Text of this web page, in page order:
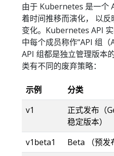
由于 Kubernetes 是一个
着时间推移而演化， 以
变化。Kubernetes API
中每个成员称作“API 组
API 组都是独立管理版本
类有不同的废弃策略：
示例
分类
v1
正式发布（
稳定版本）
v1beta1
Beta （预发